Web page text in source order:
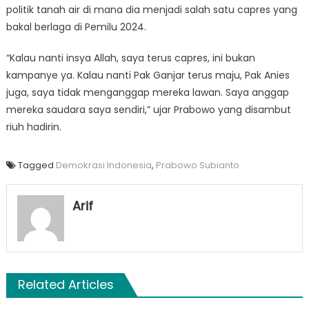
politik tanah air di mana dia menjadi salah satu capres yang
bakal berlaga di Pemilu 2024.
“Kalau nanti insya Allah, saya terus capres, ini bukan
kampanye ya. Kalau nanti Pak Ganjar terus maju, Pak Anies
juga, saya tidak menganggap mereka lawan. Saya anggap
mereka saudara saya sendiri,” ujar Prabowo yang disambut
riuh hadirin.
Tagged Demokrasi Indonesia, Prabowo Subianto
Arif
Related Articles